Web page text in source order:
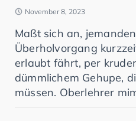
November 8, 2023
Maßt sich an,
Überholvorgang
erlaubt fährt, per
dümmlichem Gehupe,
müssen. Oberlehrer